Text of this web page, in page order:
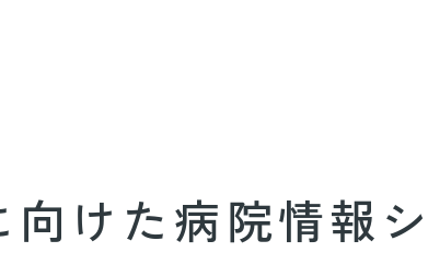
けた病院情報